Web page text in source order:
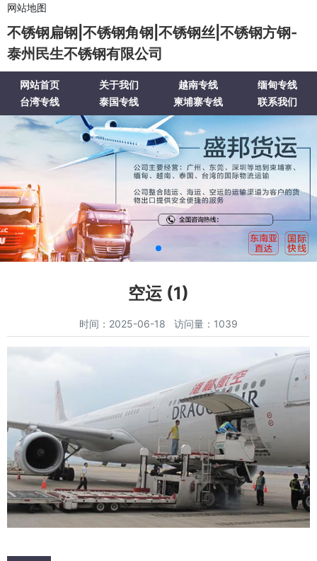
网站地图
不锈钢扁钢|不锈钢角钢|不锈钢丝|不锈钢方钢-
泰州民生不锈钢有限公司
网站首页 关于我们 越南专线
缅甸专线
台湾专线
泰国专线 柬埔寨专线 联系我们
空运 (1)
时间：2025-06-18 访问量：1039